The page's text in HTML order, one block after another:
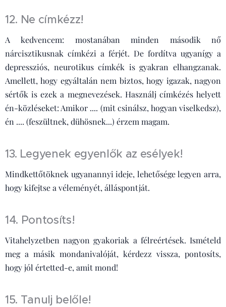
12. Ne címkézz!
A kedvencem: mostanában minden második nő
nárcisztikusnak címkézi a férjét. De fordítva ugyanígy a
depressziós, neurotikus címkék is gyakran elhangzanak.
Amellett, hogy egyáltalán nem biztos, hogy igazak, nagyon
sértők is ezek a megnevezések. Használj címkézés helyett
én-közléseket: Amikor .... (mit csinálsz, hogyan viselkedsz),
én .... (feszültnek, dühösnek...) érzem magam.
13. Legyenek egyenlők az esélyek!
Mindkettőtöknek ugyanannyi ideje, lehetősége legyen arra,
hogy kifejtse a véleményét, álláspontját.
14. Pontosíts!
Vitahelyzetben nagyon gyakoriak a félreértések. Ismételd
meg a másik mondanivalóját, kérdezz vissza, pontosíts,
hogy jól értetted-e, amit mond!
15. Tanulj belőle!